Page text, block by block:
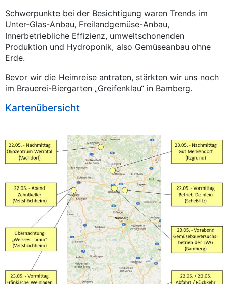
Schwerpunkte bei der Besichtigung waren Trends im
Unter-Glas-Anbau, Freilandgemüse-Anbau,
Innerbetriebliche Effizienz, umweltschonenden
Produktion und Hydroponik, also Gemüseanbau ohne
Erde.
Bevor wir die Heimreise antraten, stärkten wir uns noch
im Brauerei-Biergarten „Greifenklau“ in Bamberg.
Kartenübersicht